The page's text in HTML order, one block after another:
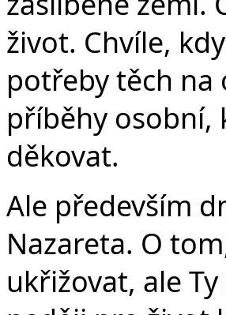
život. Chvíle,
potřeby těch na
příběhy osobní,
děkovat.
Ale především
Nazareta. O
ukřižovat, ale